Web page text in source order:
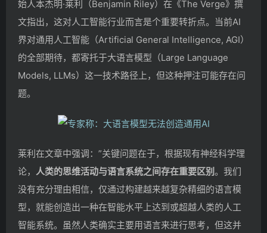
始人本杰明·莱利（Benjamin Riley）在《The Verge》撰
文指出，这对人工智能行业而言是个重要转折点。当前AI
界对通用人工智能（Artificial General Intelligence, AGI）
的全部期待，都寄托于大语言模型（Large Language
Models, LLMs）这一技术路径上，但这种押注可能存在问
题。
莱利在文章中强调：”关键问题在于，根据现有神经科学理
论， 人类的思维活动与语言系统之间存在重要区别 。我们
没有充分理由相信，仅通过构建越来越复杂精细的语言模
型，就能创造出一种在智能水平上达到或超越人类的人工
智能系统。虽然人类确实主要用语言来进行思考，但这并